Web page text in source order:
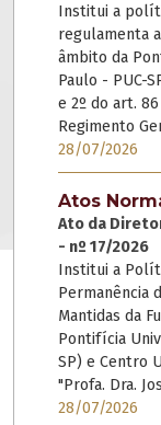
Institui a
regulamenta
âmbito da
Paulo - PUC-
e 2º do art.
Regimento
28/07/2026
Atos
Ato da
- nº 17/2026
Institui a
Permanência
Mantidas da
Pontifícia
SP) e Centro
"Profa. Dra.
28/07/2026